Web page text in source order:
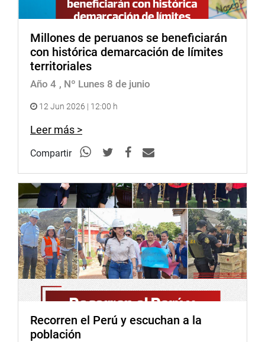
Millones de peruanos se beneficiarán
con histórica demarcación de límites
territoriales
Año 4 , Nº Lunes 8 de junio
12 Jun 2026 | 12:00 h
Leer más >
Compartir
Recorren el Perú y escuchan a la
población